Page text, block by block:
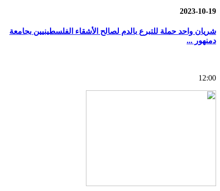
2023-10-19
شريان واحد حملة للتبرع بالدم لصالح الأشقاء الفلسطينيين بجامعة
دمنهور ...
12:00